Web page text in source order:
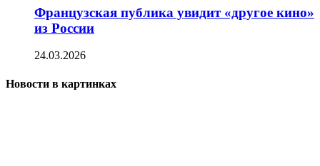
Французская публика увидит «другое кино»
из России
24.03.2026
Новости в картинках